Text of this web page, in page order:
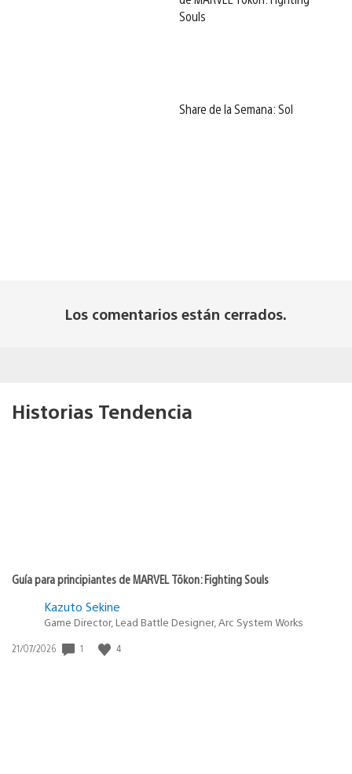
Souls
Share de la Semana: Sol
Los comentarios están cerrados.
Historias Tendencia
Guía para principiantes de MARVEL Tōkon: Fighting Souls
Kazuto Sekine
Game Director, Lead Battle Designer, Arc System Works
Fecha
21/07/2026 1 4